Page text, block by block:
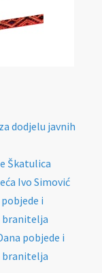
dodjelu javnih
Škatulica
Ivo Simović
i
branitelja
pobjede i
branitelja